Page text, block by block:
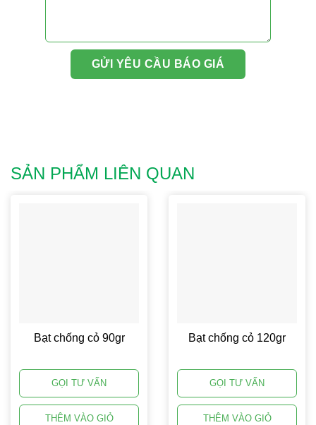
SẢN PHẨM LIÊN QUAN
Bạt chống cỏ 90gr
GỌI TƯ VẤN
THÊM VÀO GIỎ
Bạt chống cỏ 120gr
GỌI TƯ VẤN
THÊM VÀO GIỎ